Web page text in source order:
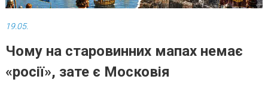
19.05.
Чому на старовинних мапах немає
«росії», зате є Московія